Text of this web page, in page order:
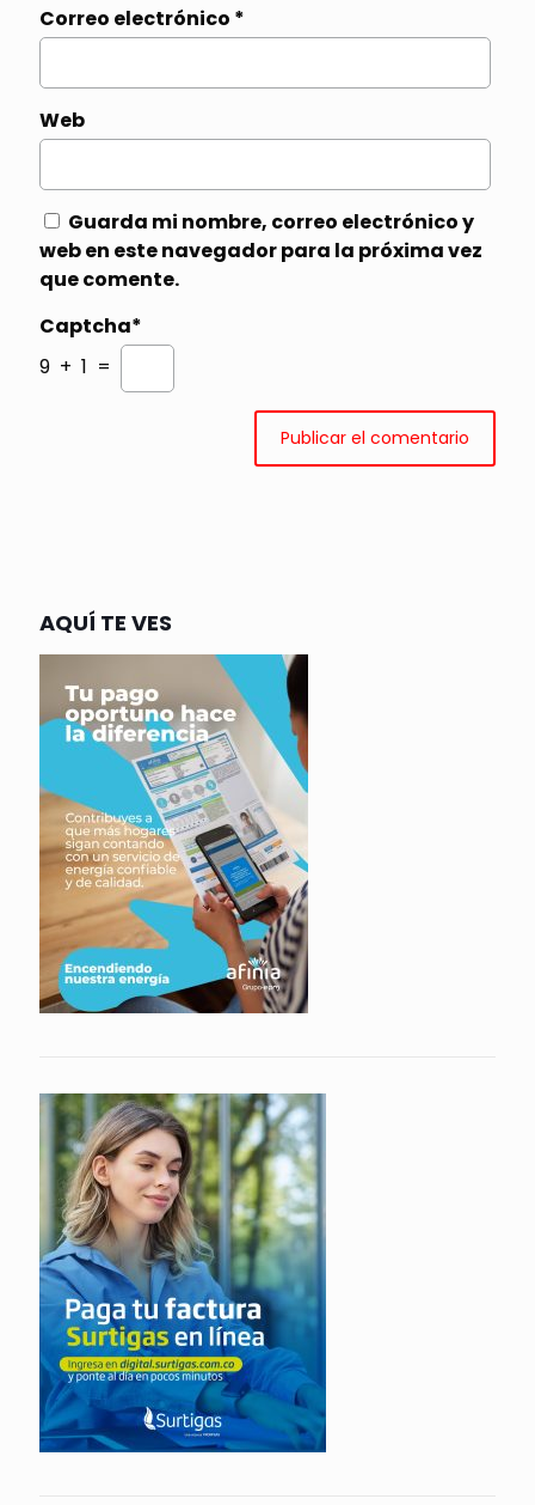
Correo electrónico *
Web
Guarda mi nombre, correo electrónico y
web en este navegador para la próxima vez
que comente.
Captcha*
9 + 1 =
AQUÍ TE VES